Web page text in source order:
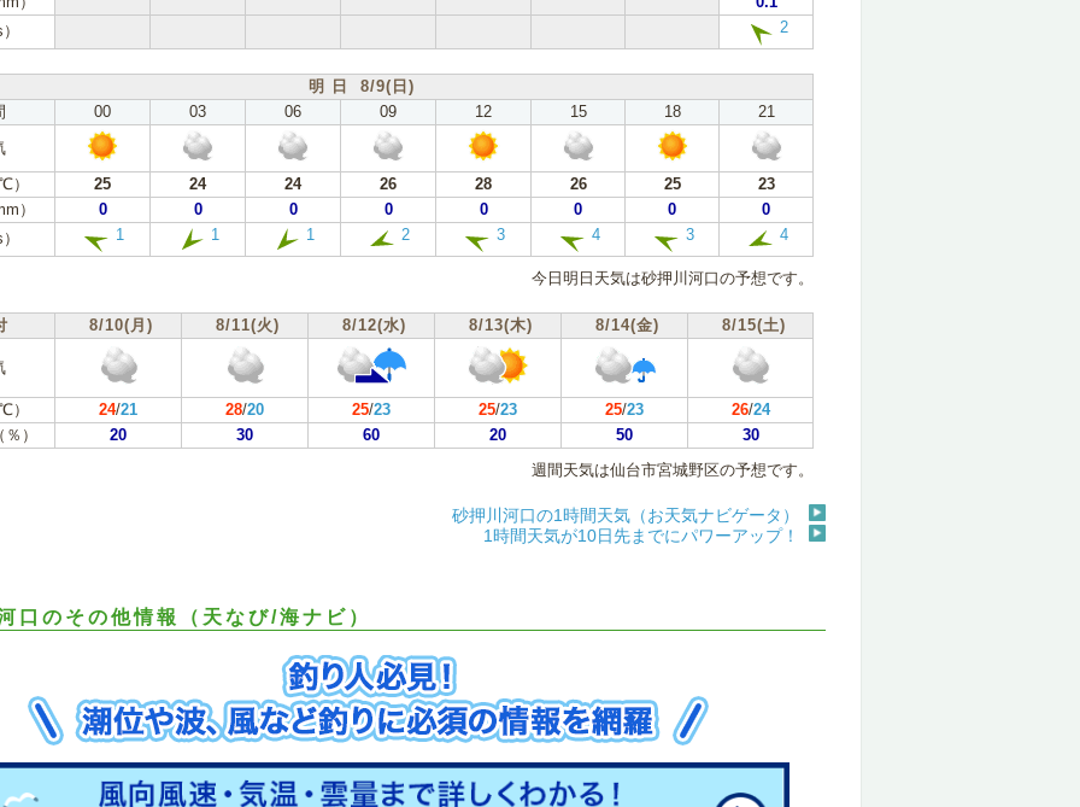
2
明 日 8/9(日)
00 03 06 09 12 15 18
21
25 24 24 26 28 26 25
23
）
0 0 0 0 0 0 0
0
1 1 1 2 3 4 3 4
今日明日天気は砂押川河口の予想です。
8/10(月) 8/11(火) 8/12(水) 8/13(木) 8/14(金) 8/15(土)
24/21 28/20 25/23 25/23 25/23 26/24
）
20 30 60 20 50
30
週間天気は仙台市宮城野区の予想です。
砂押川河口の1時間天気（お天気ナビゲータ）
1時間天気が10日先までにパワーアップ！
口のその他情報（天なび/海ナビ）